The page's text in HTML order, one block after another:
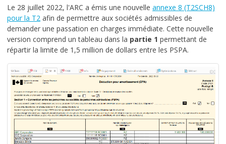
Le 28 juillet 2022, l'ARC a émis une nouvelle annexe 8 (T2SCH8)
pour la T2 afin de permettre aux sociétés admissibles de
demander une passation en charges immédiate. Cette nouvelle
version comprend un tableau dans la partie 1 permettant de
répartir la limite de 1,5 million de dollars entre les PSPA.